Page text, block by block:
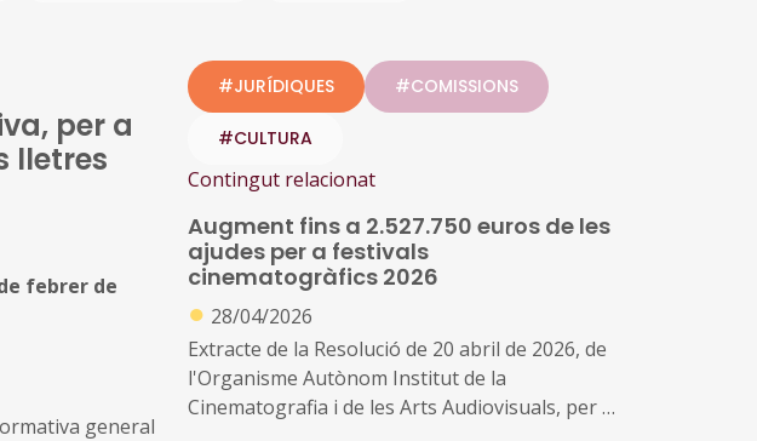
per a
lletres
febrer de
general
#JURÍDIQUES #COMISSIONS
#CULTURA
Contingut relacionat
Augment fins a 2.527.750 euros de les
ajudes per a festivals
cinematogràfics 2026
● 28/04/2026
Extracte de la Resolució de 20 abril de 2026, de
l'Organisme Autònom Institut de la
Cinematografia i de les Arts Audiovisuals, per la